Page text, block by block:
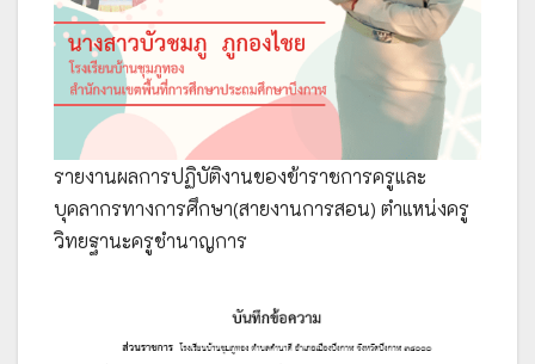
รายงานผลการปฏิบัติงานของข้าราชการครูและ
บุคลากรทางการศึกษา(สายงานการสอน) ตำแหน่งครู
วิทยฐานะครูชำนาญการ